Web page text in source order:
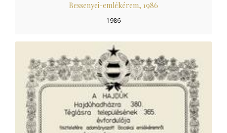
Bessenyei-emlékérem, 1986
1986